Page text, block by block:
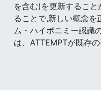
を含む)を更新するこ
ることで,新しい概念
ム・ハイポニミー認識
は、ATTEMPTが既存